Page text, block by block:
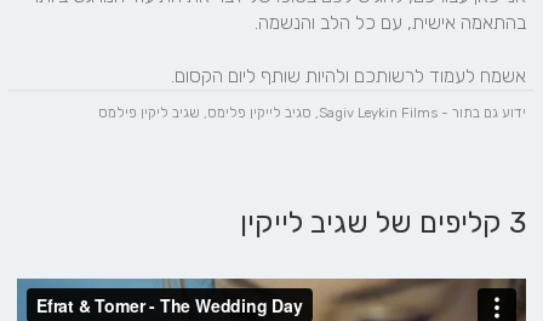
אשמח לעמוד לרשותכם ולהיות שותף ליום הקסום.
ידוע גם בתור - Sagiv Leykin Films, סגיב לייקין פלימס, שגיב ליקין פילמס
3 קליפים של שגיב לייקין